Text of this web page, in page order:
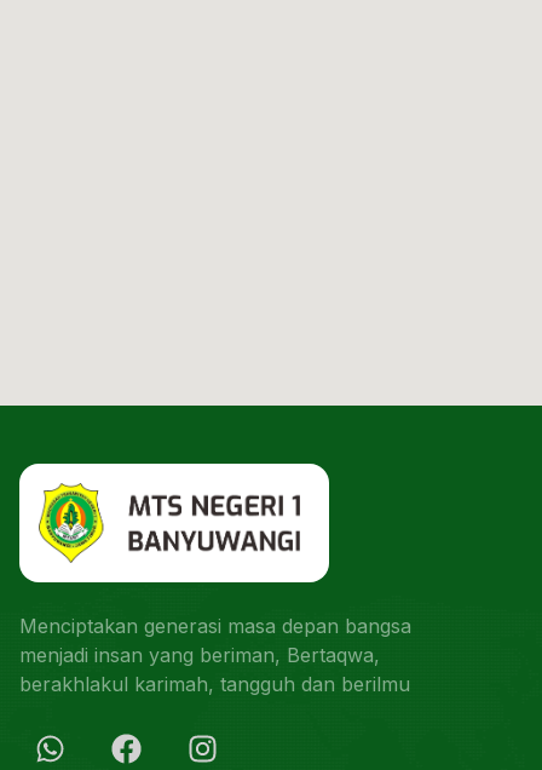
Menciptakan generasi masa depan bangsa
menjadi insan yang beriman, Bertaqwa,
berakhlakul karimah, tangguh dan berilmu